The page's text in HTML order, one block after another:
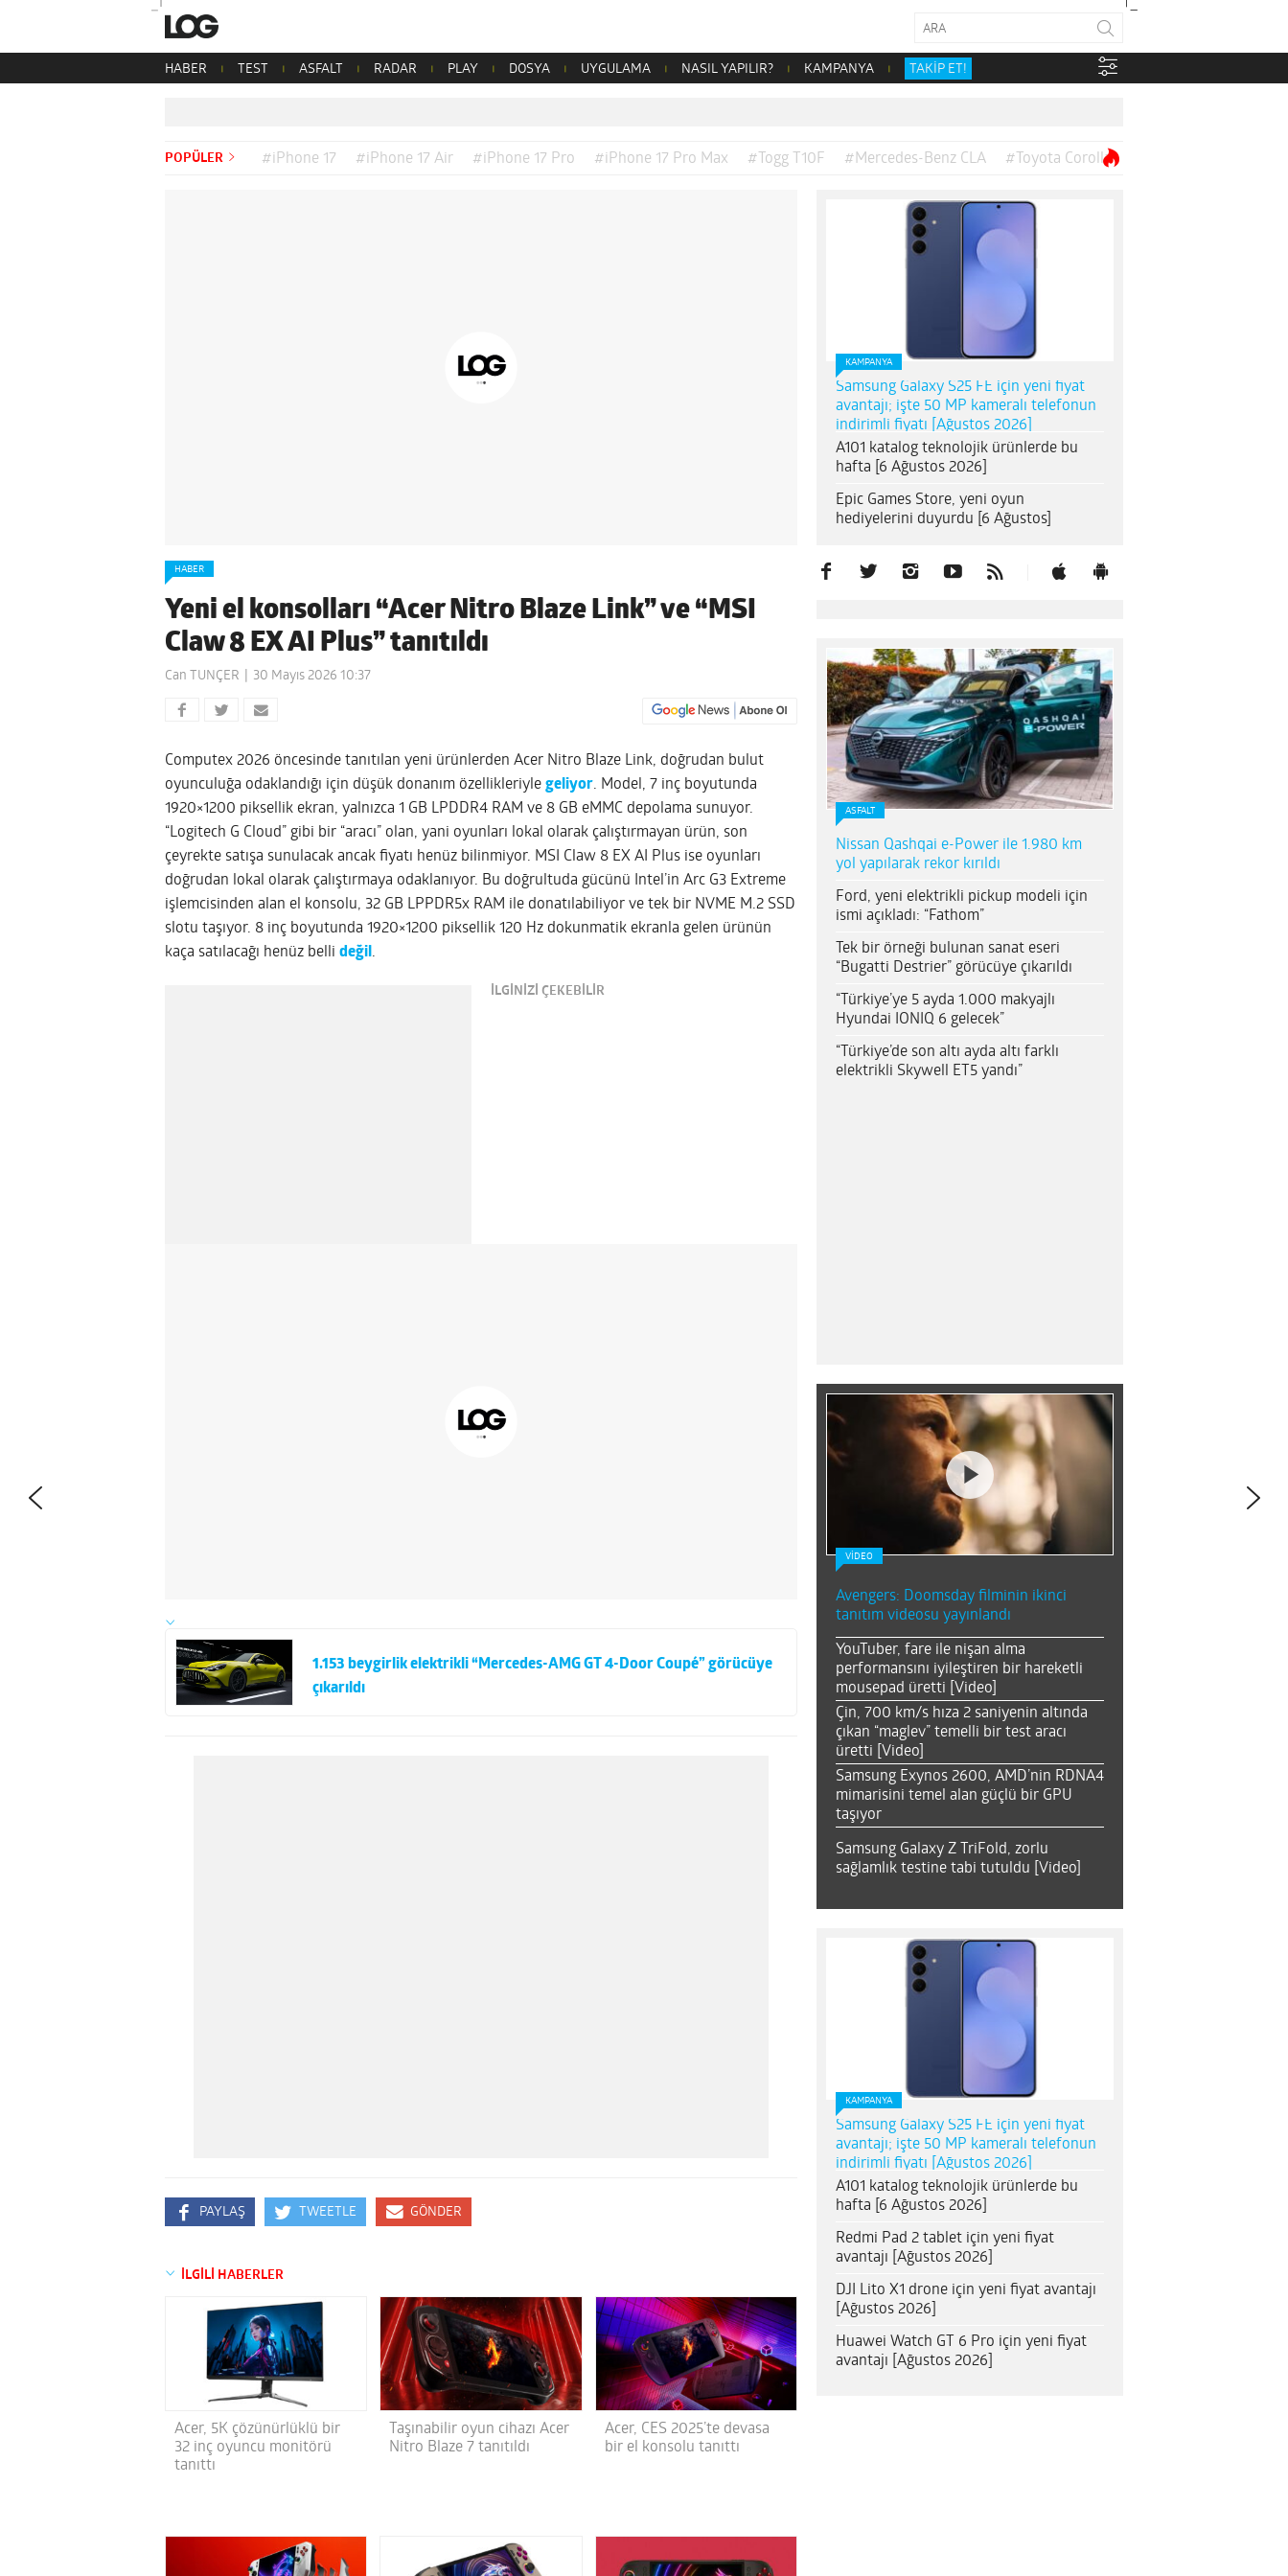
HABER TEST ASFALT RADAR PLAY DOSYA UYGULAMA NASIL YAPILIR? KAMPANYA TAKİP ET!
POPÜLER #iPhone 17 #iPhone 17 Air #iPhone 17 Pro #iPhone 17 Pro Max #Togg T10F #Mercedes-Benz CLA #Toyota Corolla
HABER
Yeni el konsolları “Acer Nitro Blaze Link” ve “MSI
Claw 8 EX AI Plus” tanıtıldı
Can TUNÇER 30 Mayıs 2026 10:37
Computex 2026 öncesinde tanıtılan yeni ürünlerden Acer Nitro Blaze Link, doğrudan bulut
oyunculuğa odaklandığı için düşük donanım özellikleriyle geliyor. Model, 7 inç boyutunda
1920×1200 piksellik ekran, yalnızca 1 GB LPDDR4 RAM ve 8 GB eMMC depolama sunuyor.
“Logitech G Cloud” gibi bir “aracı” olan, yani oyunları lokal olarak çalıştırmayan ürün, son
çeyrekte satışa sunulacak ancak fiyatı henüz bilinmiyor. MSI Claw 8 EX AI Plus ise oyunları
doğrudan lokal olarak çalıştırmaya odaklanıyor. Bu doğrultuda gücünü Intel’in Arc G3 Extreme
işlemcisinden alan el konsolu, 32 GB LPPDR5x RAM ile donatılabiliyor ve tek bir NVME M.2 SSD
slotu taşıyor. 8 inç boyutunda 1920×1200 piksellik 120 Hz dokunmatik ekranla gelen ürünün
kaça satılacağı henüz belli değil .
İLGİNİZİ ÇEKEBİLİR
1.153 beygirlik elektrikli “Mercedes-AMG GT 4-Door Coupé” görücüye
çıkarıldı
PAYLAŞ TWEETLE GÖNDER
İLGİLİ HABERLER
Acer, 5K çözünürlüklü bir
32 inç oyuncu monitörü
tanıttı
Taşınabilir oyun cihazı Acer
Nitro Blaze 7 tanıtıldı
Acer, CES 2025’te devasa
bir el konsolu tanıttı
KAMPANYA
Samsung Galaxy S25 FE için yeni fiyat
avantajı; işte 50 MP kameralı telefonun
indirimli fiyatı [Ağustos 2026]
A101 katalog teknolojik ürünlerde bu
hafta [6 Ağustos 2026]
Epic Games Store, yeni oyun
hediyelerini duyurdu [6 Ağustos]
ASFALT
Nissan Qashqai e-Power ile 1.980 km
yol yapılarak rekor kırıldı
Ford, yeni elektrikli pickup modeli için
ismi açıkladı: “Fathom”
Tek bir örneği bulunan sanat eseri
“Bugatti Destrier” görücüye çıkarıldı
“Türkiye’ye 5 ayda 1.000 makyajlı
Hyundai IONIQ 6 gelecek”
“Türkiye’de son altı ayda altı farklı
elektrikli Skywell ET5 yandı”
VİDEO
Avengers: Doomsday filminin ikinci
tanıtım videosu yayınlandı
YouTuber, fare ile nişan alma
performansını iyileştiren bir hareketli
mousepad üretti [Video]
Çin, 700 km/s hıza 2 saniyenin altında
çıkan “maglev” temelli bir test aracı
üretti [Video]
Samsung Exynos 2600, AMD’nin RDNA4
mimarisini temel alan güçlü bir GPU
taşıyor
Samsung Galaxy Z TriFold, zorlu
sağlamlık testine tabi tutuldu [Video]
KAMPANYA
Samsung Galaxy S25 FE için yeni fiyat
avantajı; işte 50 MP kameralı telefonun
indirimli fiyatı [Ağustos 2026]
A101 katalog teknolojik ürünlerde bu
hafta [6 Ağustos 2026]
Redmi Pad 2 tablet için yeni fiyat
avantajı [Ağustos 2026]
DJI Lito X1 drone için yeni fiyat avantajı
[Ağustos 2026]
Huawei Watch GT 6 Pro için yeni fiyat
avantajı [Ağustos 2026]